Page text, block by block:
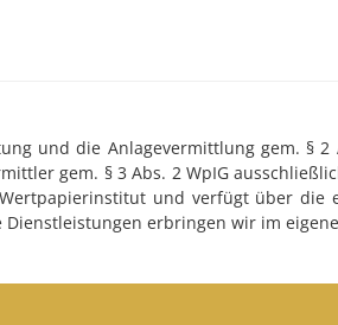
und die Anlagevermittlung gem. §
gem. § 3 Abs. 2 WpIG
und verfügt über die
Dienstleistungen erbringen wir im